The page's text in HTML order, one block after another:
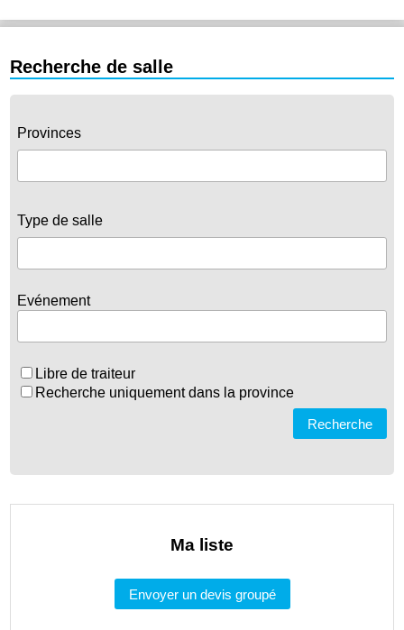
Recherche de salle
Provinces
Type de salle
Evénement
Libre de traiteur
Recherche uniquement dans la province
Recherche
Ma liste
Envoyer un devis groupé